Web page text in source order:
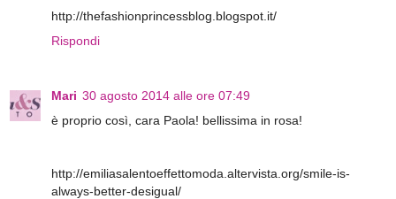
http://thefashionprincessblog.blogspot.it/
Rispondi
Mari 30 agosto 2014 alle ore 07:49
è proprio così, cara Paola! bellissima in rosa!
http://emiliasalentoeffettomoda.altervista.org/smile-is-
always-better-desigual/